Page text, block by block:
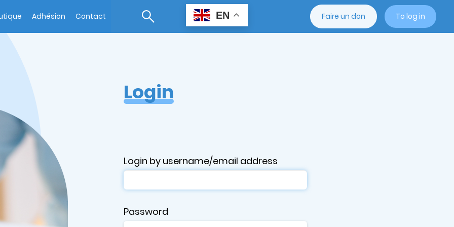
Adhésion Contact EN Faire un don To log in
Login
Login by username/email address
Password